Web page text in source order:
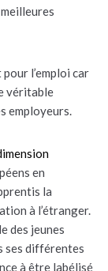
l’emploi car
véritable
employeurs.
en
la
à l’étranger.
des jeunes
ses différentes
à être labélisé